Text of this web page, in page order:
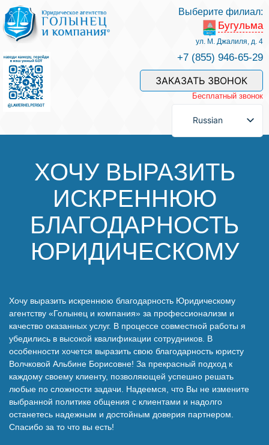
Услуги и наши специалисты
Оплата услуг
Задать вопрос
Отзывы
Полезные статьи
Видео о нас
Выберите филиал:
Бугульма
ул. М. Джалиля, д. 4
+7 (855) 946-65-29
ЗАКАЗАТЬ ЗВОНОК
Бесплатный звонок
Russian
ХОЧУ ВЫРАЗИТЬ
ИСКРЕННЮЮ
БЛАГОДАРНОСТЬ
ЮРИДИЧЕСКОМУ
Хочу выразить искреннюю благодарность Юридическому
агентству «Голынец и компания» за профессионализм и
качество оказанных услуг. В процессе совместной работы я
убедились в высокой квалификации сотрудников. В
особенности хочется выразить свою благодарность юристу
Волчковой Альбине Борисовне! За прекрасный подход к
каждому своему клиенту, позволяющей успешно решать
любые по сложности задачи. Надеемся, что Вы не измените
выбранной политике общения с клиентами и надолго
останетесь надежным и достойным доверия партнером.
Спасибо за то что вы есть!